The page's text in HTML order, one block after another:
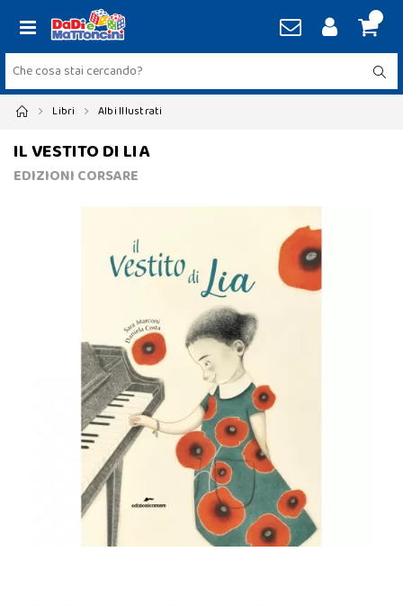
Libri Albi Illustrati
IL VESTITO DI LIA
EDIZIONI CORSARE